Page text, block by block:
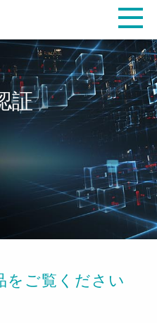
証
をご覧ください